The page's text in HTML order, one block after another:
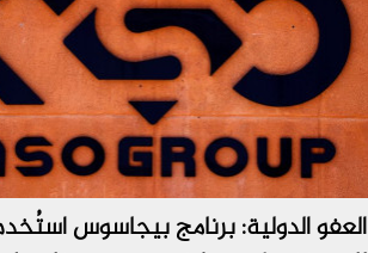
العفو الدولية: برنامج بيجاسوس